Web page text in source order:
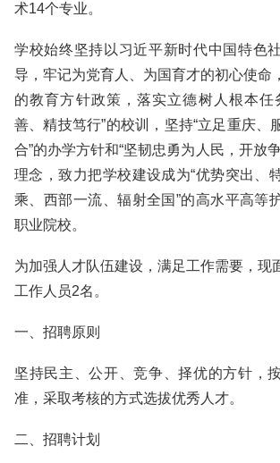
术14个专业。
学校始终坚持以习近平新时代中国特色
导，牢记为党育人、为国育才的初心使命
的教育方针政策，落实立德树人根本任
善、精技笃行”的校训，坚持“立足重庆、
合”的办学方针和“坚韧忠勇为人民，开放
理念，致力把学校建设成为“优势突出、
乘、西部一流、辐射全国”的高水平高等
职业院校。
为加强人才队伍建设，满足工作需要，现
工作人员2名。
一、招聘原则
坚持民主、公开、竞争、择优的方针，
准，采取考核的方式选拔优秀人才。
二、招聘计划